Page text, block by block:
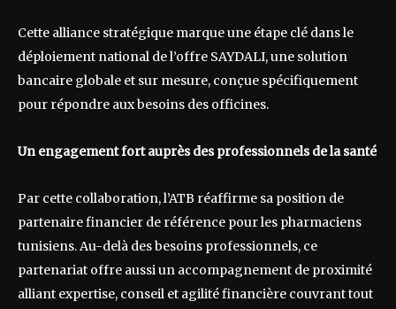
Cette alliance stratégique marque une étape clé dans le
déploiement national de l’offre SAYDALI, une solution
bancaire globale et sur mesure, conçue spécifiquement
pour répondre aux besoins des officines.
Un engagement fort auprès des professionnels de la santé
Par cette collaboration, l’ATB réaffirme sa position de
partenaire financier de référence pour les pharmaciens
tunisiens. Au-delà des besoins professionnels, ce
partenariat offre aussi un accompagnement de proximité
alliant expertise, conseil et agilité financière couvrant tout